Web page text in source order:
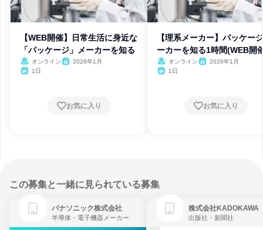
【WEB開催】日常生活に身近な
「パッケージ」メーカーを知る
オンライン
2026年1月
1日
お気に入り
【理系メーカー】パッケー
ーカーを知る1時間(WEB開
オンライン
2026年1月
1日
お気に入り
この募集と一緒に見られている募集
パナソニック株式会社
半導体・電子機器メーカー
株式会社KADOKAWA
出版社・新聞社